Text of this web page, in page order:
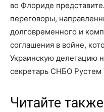
во Флориде
переговоры,
долговременного и
соглашения в войне,
Украинскую делегацию
секретарь СНБО Рустем
Читайте также